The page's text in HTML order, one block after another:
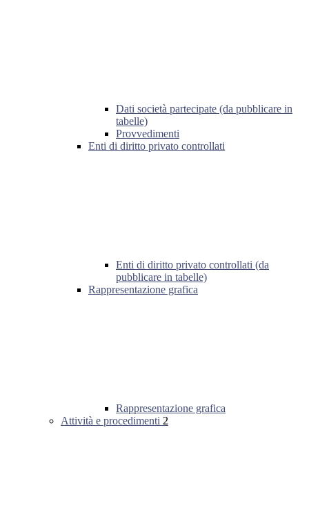
Dati società partecipate (da pubblicare in
tabelle)
Provvedimenti
Enti di diritto privato controllati
Enti di diritto privato controllati (da
pubblicare in tabelle)
Rappresentazione grafica
Rappresentazione grafica
Attività e procedimenti 2